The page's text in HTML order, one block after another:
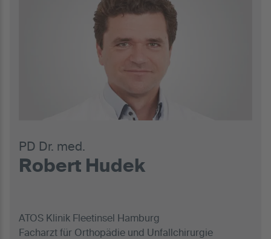
PD Dr. med.
Robert Hudek
ATOS Klinik Fleetinsel Hamburg
Facharzt für Orthopädie und Unfallchirurgie